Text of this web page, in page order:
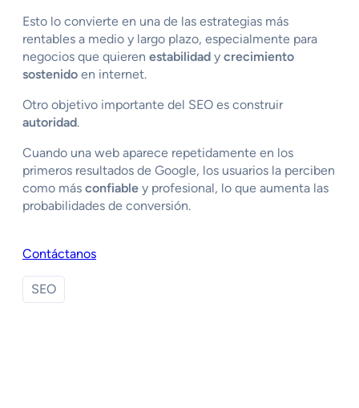
Esto lo convierte en una de las estrategias más
rentables a medio y largo plazo, especialmente para
negocios que quieren estabilidad y crecimiento
sostenido en internet.
Otro objetivo importante del SEO es construir
autoridad.
Cuando una web aparece repetidamente en los
primeros resultados de Google, los usuarios la perciben
como más confiable y profesional, lo que aumenta las
probabilidades de conversión.
Contáctanos
SEO